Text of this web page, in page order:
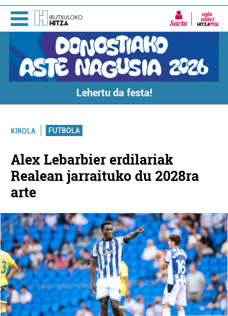
Sartu
Lehertu da festa!
KIROLA FUTBOLA
Alex Lebarbier erdilariak
Realean jarraituko du 2028ra
arte